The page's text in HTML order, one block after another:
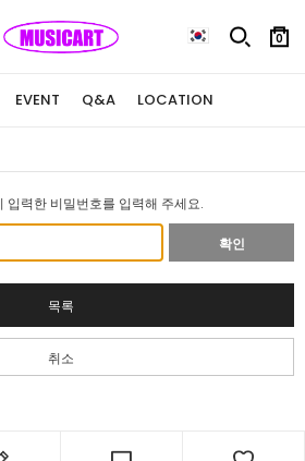
0
EVENT Q&A LOCATION
입력한 비밀번호를 입력해 주세요.
확인
목록
취소